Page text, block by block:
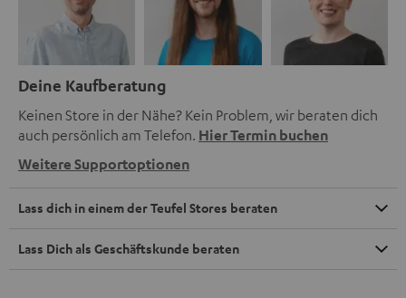
Deine Kaufberatung
Keinen Store in der Nähe? Kein Problem, wir beraten dich
auch persönlich am Telefon. Hier Termin buchen
Weitere Supportoptionen
Lass dich in einem der Teufel Stores beraten
Lass Dich als Geschäftskunde beraten